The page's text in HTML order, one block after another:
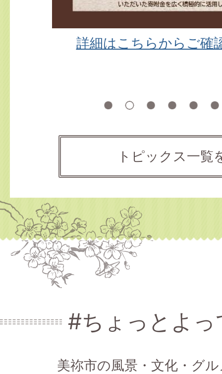
2026年07月31日 お知らせ 募集
令和8年度「美祢市ふるさと歴
2026年07月31日 イベント 募集
美祢市温水プールの指定管理者
2026年07月31日 お知らせ
令和8年熊本地震災害義援金の
2026年07月31日
ラーニングスペース開塾スケ
2026年07月31日 お知らせ
詳細はこちらからご確
2
トピックス一覧
#ちょっとよっ
美祢市の風景・文化・グ